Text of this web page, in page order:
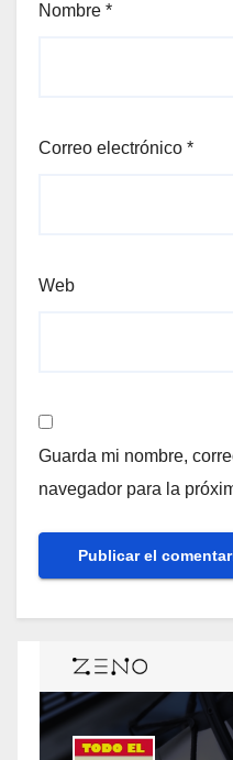
Nombre *
Correo electrónico *
Web
Guarda mi nombre,
navegador para la